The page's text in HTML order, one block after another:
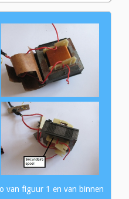
van figuur 1 en van binnen